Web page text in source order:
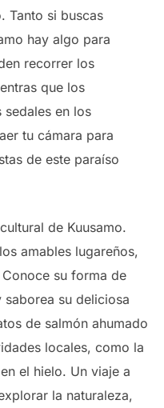
Tanto si buscas
hay algo para
recorrer los
que los
sedales en los
tu cámara para
de este paraíso
de Kuusamo.
amables lugareños,
su forma de
su deliciosa
de salmón ahumado
locales, como la
el hielo. Un viaje a
la naturaleza,